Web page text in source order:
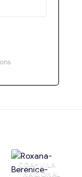
COAHUILA
NACIONAL